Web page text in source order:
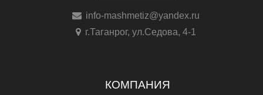
info-mashmetiz@yandex.ru
г.Таганрог, ул.Седова, 4-1
КОМПАНИЯ